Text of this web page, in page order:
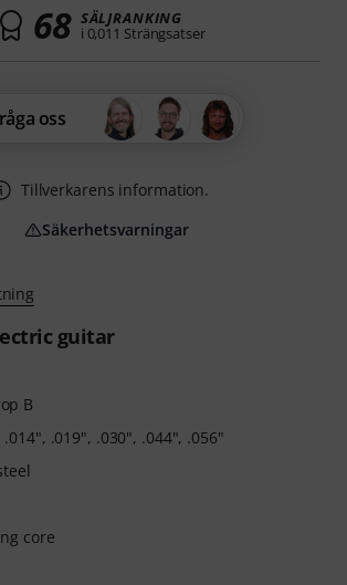
guitar
B
.014", .019", .030", .044", .056"
core
68 SÄLJRANKING
i 0,011 Strängsatser
oss
Tillverkarens information.
Säkerhetsvarningar